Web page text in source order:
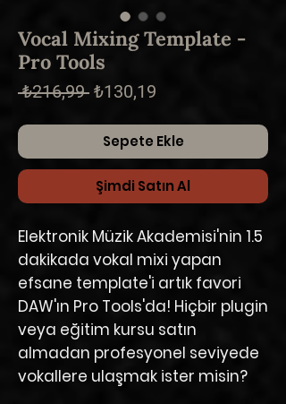
Vocal Mixing Template -
Pro Tools
₺216,99 Normal
₺130,19
Sepete Ekle
Şimdi Satın Al
​​​​​​Elektronik Müzik Akademisi'nin 1.5
dakikada vokal mixi yapan
efsane template'i artık favori
DAW'ın Pro Tools'da! Hiçbir plugin
veya eğitim kursu satın
almadan profesyonel seviyede
vokallere ulaşmak ister misin?